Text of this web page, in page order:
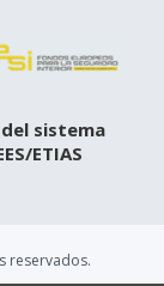
sistema
ETIAS
reservados.